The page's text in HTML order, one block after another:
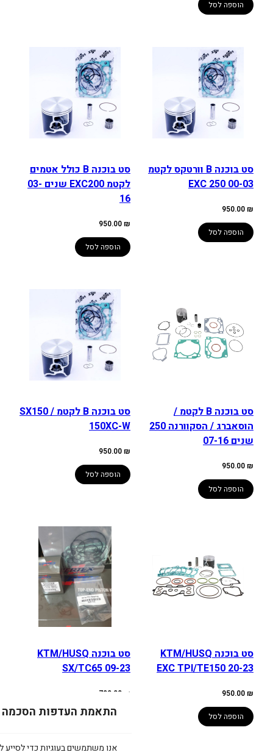
התאמת העדפות הסכמה
אנו משתמשים בעוגיות כדי לסייע
הוספה לסל
סט בוכנה B וורטקס לקטמ
EXC 250 00-03
950.00₪
הוספה לסל
סט בוכנה B כולל אטמים
לקטמ EXC200 שנים 03-
16
950.00₪
הוספה לסל
סט בוכנה B לקטמ /
הוסאברג / הסקוורנה 250
שנים 07-16
950.00₪
הוספה לסל
סט בוכנה B לקטמ SX150 /
150XC-W
950.00₪
הוספה לסל
סט בוכנה KTM/HUSQ
EXC TPI/TE150 20-23
950.00₪
הוספה לסל
סט בוכנה KTM/HUSQ
SX/TC65 09-23
790.00 ₪
הוספה לסל